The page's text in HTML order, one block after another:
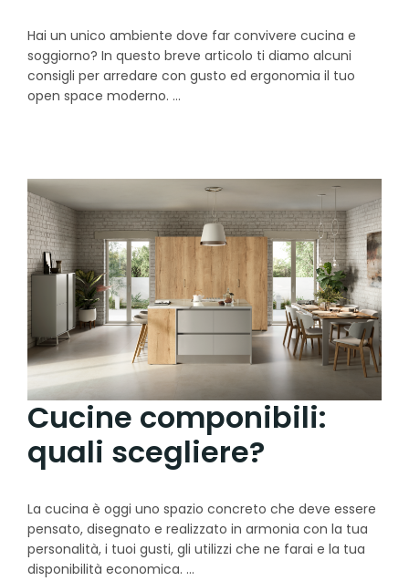
Hai un unico ambiente dove far convivere cucina e
soggiorno? In questo breve articolo ti diamo alcuni
consigli per arredare con gusto ed ergonomia il tuo
open space moderno.
Cucine componibili:
quali scegliere?
La cucina è oggi uno spazio concreto che deve essere
pensato, disegnato e realizzato in armonia con la tua
personalità, i tuoi gusti, gli utilizzi che ne farai e la tua
disponibilità economica.